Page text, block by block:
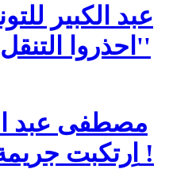
عبد الكبير
''احذروا
مصطفى عبد
اِرتكبت جريمة بقرارها الأخير !